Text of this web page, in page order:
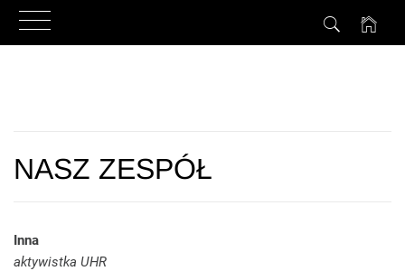
NASZ ZESPÓŁ
Inna
aktywistka UHR